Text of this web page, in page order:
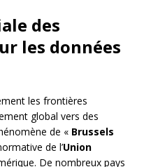
des
les données
les frontières
global vers des
de « Brussels
de l’Union
De nombreux pays